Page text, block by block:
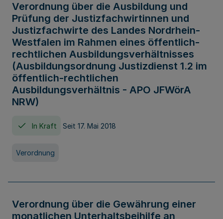
Verordnung über die Ausbildung und
Prüfung der Justizfachwirtinnen und
Justizfachwirte des Landes Nordrhein-
Westfalen im Rahmen eines öffentlich-
rechtlichen Ausbildungsverhältnisses
(Ausbildungsordnung Justizdienst 1.2 im
öffentlich-rechtlichen
Ausbildungsverhältnis - APO JFWörA
NRW)
In Kraft Seit 17. Mai 2018
Verordnung
Verordnung über die Gewährung einer
monatlichen Unterhaltsbeihilfe an